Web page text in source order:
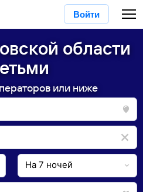
Войти
области
или ниже